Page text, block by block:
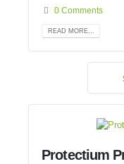
0 Comments
READ MORE...
Protectium